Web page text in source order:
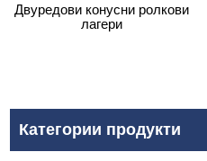
Категории продукти
Двуредови конусни ролкови
лагери